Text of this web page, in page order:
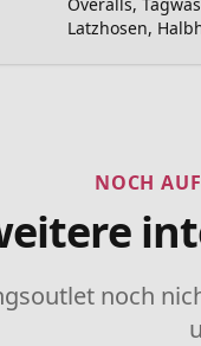
Latzhosen,
NOCH
noch